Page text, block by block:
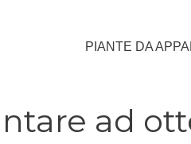
PIANTE DA
ad